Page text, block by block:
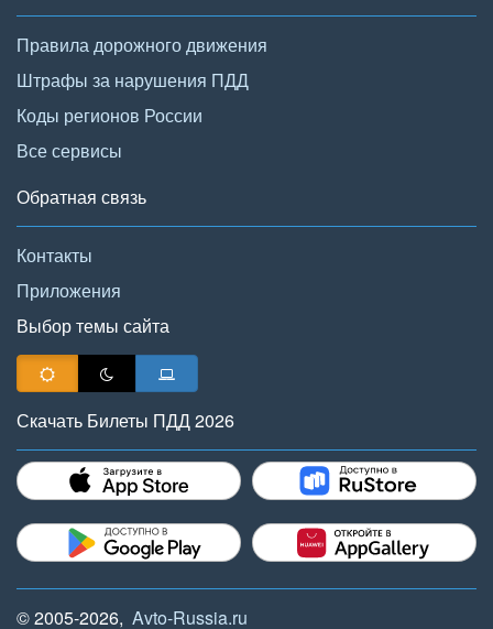
Правила дорожного движения
Штрафы за нарушения ПДД
Коды регионов России
Все сервисы
Обратная связь
Контакты
Приложения
Выбор темы сайта
Скачать Билеты ПДД 2026
© 2005-2026, Avto-Russia.ru